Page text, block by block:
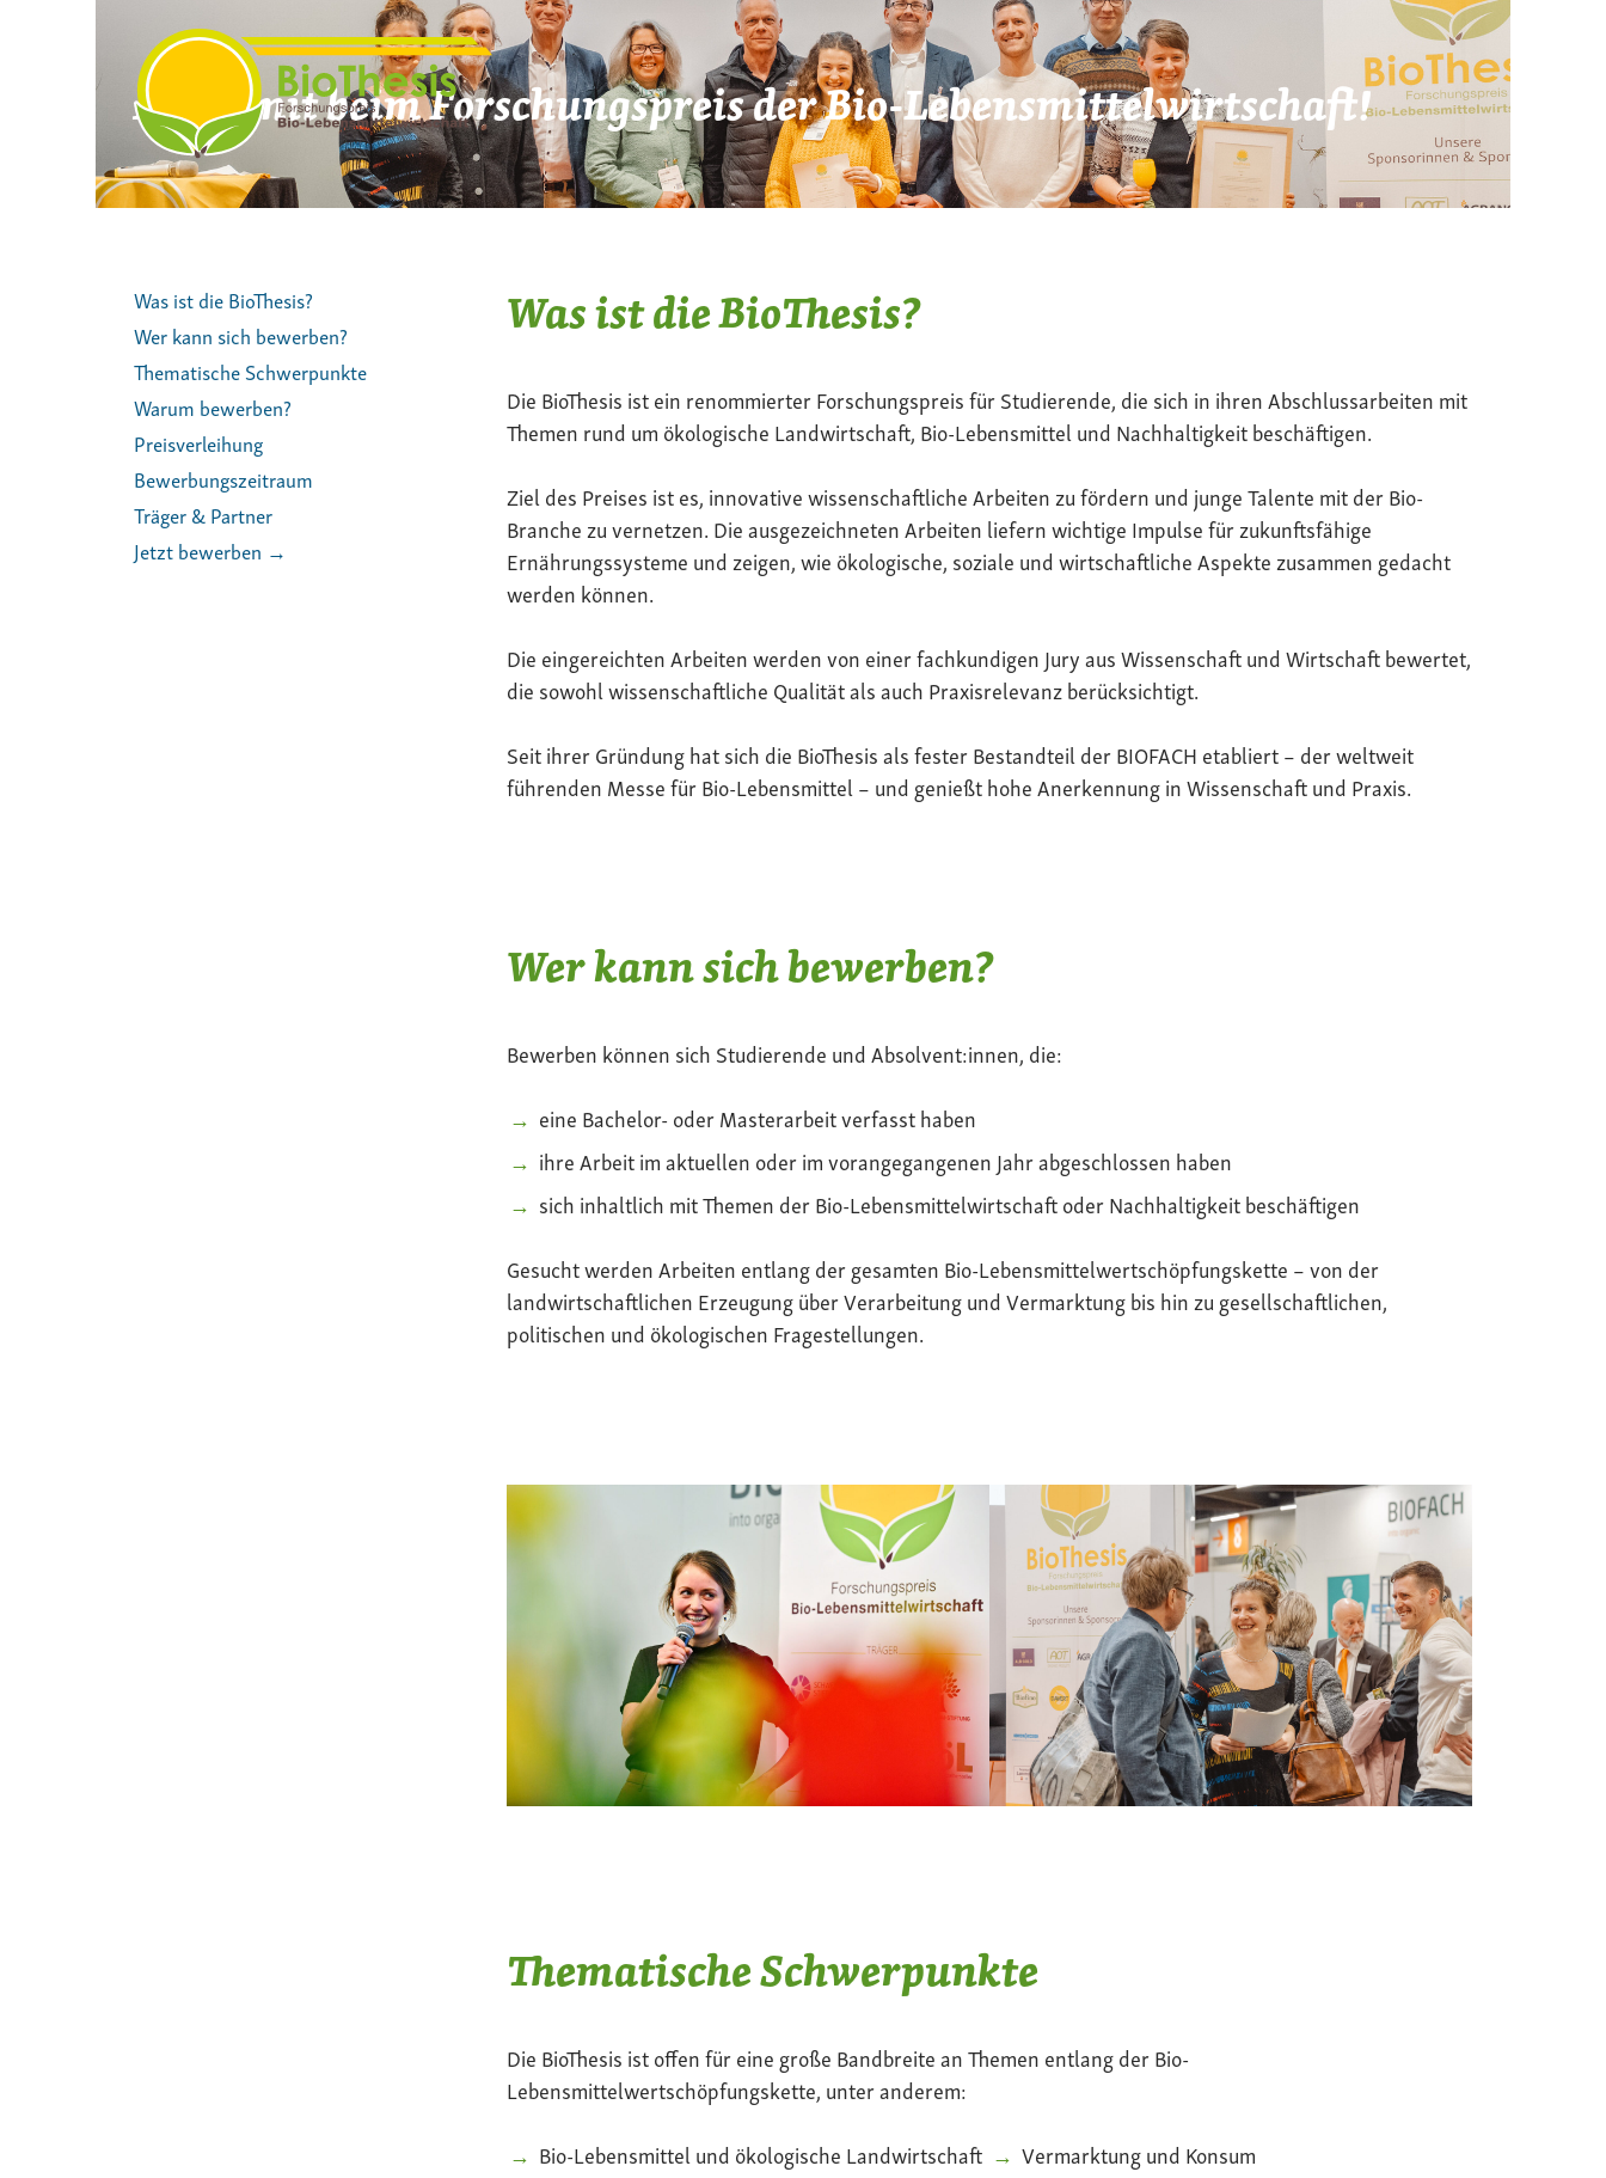
Mach mit beim Forschungspreis der Bio-Lebensmittelwirtschaft!
Was ist die BioThesis?
Die BioThesis ist ein renommierter Forschungspreis für Studierende, die sich in ihren Abschlussarbeiten mit
Themen rund um ökologische Landwirtschaft, Bio-Lebensmittel und Nachhaltigkeit beschäftigen.
Ziel des Preises ist es, innovative wissenschaftliche Arbeiten zu fördern und junge Talente mit der Bio-
Branche zu vernetzen. Die ausgezeichneten Arbeiten liefern wichtige Impulse für zukunftsfähige
Ernährungssysteme und zeigen, wie ökologische, soziale und wirtschaftliche Aspekte zusammen gedacht
werden können.
Die eingereichten Arbeiten werden von einer fachkundigen Jury aus Wissenschaft und Wirtschaft bewertet,
die sowohl wissenschaftliche Qualität als auch Praxisrelevanz berücksichtigt.
Seit ihrer Gründung hat sich die BioThesis als fester Bestandteil der BIOFACH etabliert – der weltweit
führenden Messe für Bio-Lebensmittel – und genießt hohe Anerkennung in Wissenschaft und Praxis.
Wer kann sich bewerben?
Bewerben können sich Studierende und Absolvent:innen, die:
eine Bachelor- oder Masterarbeit verfasst haben
ihre Arbeit im aktuellen oder im vorangegangenen Jahr abgeschlossen haben
sich inhaltlich mit Themen der Bio-Lebensmittelwirtschaft oder Nachhaltigkeit beschäftigen
Gesucht werden Arbeiten entlang der gesamten Bio-Lebensmittelwertschöpfungskette – von der
landwirtschaftlichen Erzeugung über Verarbeitung und Vermarktung bis hin zu gesellschaftlichen,
politischen und ökologischen Fragestellungen.
Thematische Schwerpunkte
Die BioThesis ist offen für eine große Bandbreite an Themen entlang der Bio-
Lebensmittelwertschöpfungskette, unter anderem:
Bio-Lebensmittel und ökologische Landwirtschaft
Vermarktung und Konsum
Was ist die BioThesis?
Wer kann sich bewerben?
Thematische Schwerpunkte
Warum bewerben?
Preisverleihung
Bewerbungszeitraum
Träger & Partner
Jetzt bewerben →